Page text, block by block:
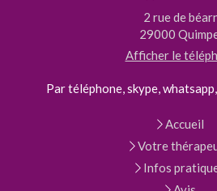
2 rue de
29000
Afficher le
Par téléphone, skype,
Accueil
Votre
Infos